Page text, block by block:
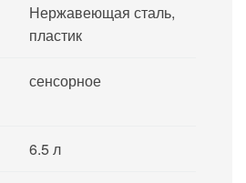
Нержавеющая сталь,
пластик
сенсорное
6.5 л